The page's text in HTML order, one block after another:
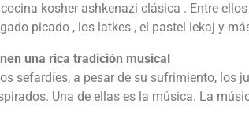
kosher ashkenazi clásica . Entre
picado , los latkes , el pastel lekaj y
una rica tradición musical
sefardíes, a pesar de su sufrimiento, los
Una de ellas es la música. La